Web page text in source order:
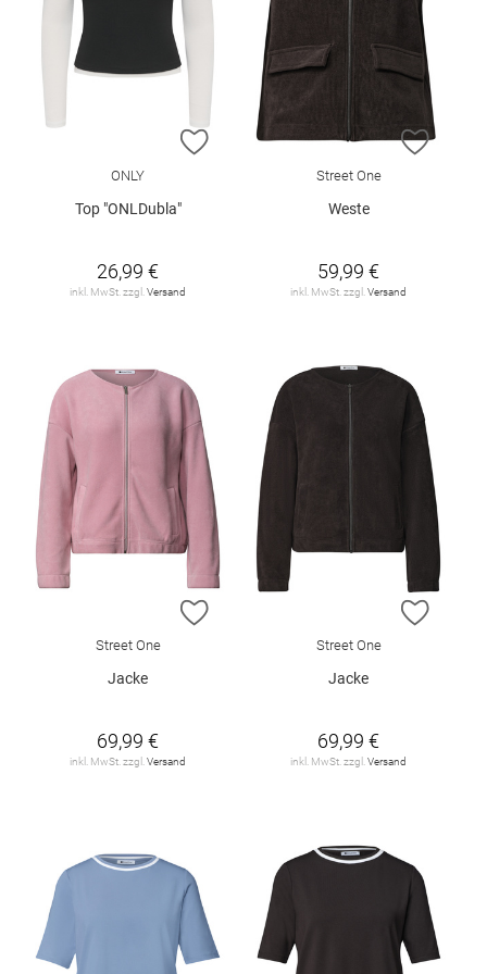
ZUR WUNSCHLISTE HINZUFÜGEN
ONLY
Top "ONLDubla"
26,99 €
inkl. MwSt. zzgl. Versand
ZUR
Street One
Weste
59,99 €
inkl. MwSt. zzgl. Versand
ZUR WUNSCHLISTE HINZUFÜGEN
Street One
Jacke
69,99 €
inkl. MwSt. zzgl.Versand
ZUR
Street One
Jacke
69,99 €
inkl. MwSt. zzgl.Versand